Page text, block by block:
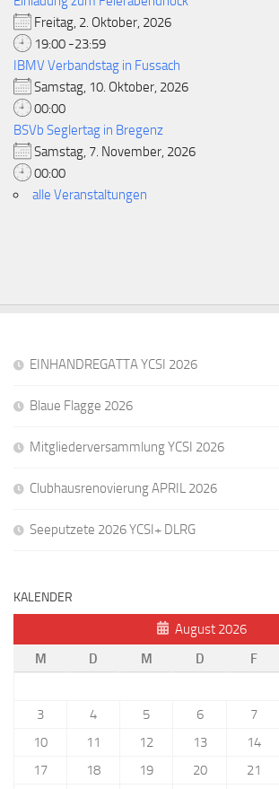
Freitag, 2. Oktober, 2026
19:00 -23:59
IBMV Verbandstag in Fussach
Samstag, 10. Oktober, 2026
00:00
BSVb Seglertag in Bregenz
Samstag, 7. November, 2026
00:00
alle Veranstaltungen
EINHANDREGATTA YCSI 2026
Blaue Flagge 2026
Mitgliederversammlung YCSI 2026
Clubhausrenovierung APRIL 2026
Seeputzete 2026 YCSI+ DLRG
KALENDER
August 2026
M
D M D F
3
4 5 6 7
10
11 12 13 14
17
18 19 20 21